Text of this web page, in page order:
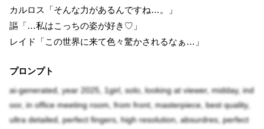
カルロス「そんな力があるんですね…。」
謳「…私はこっちの姿が好き♡」
レイド「この世界に来て色々驚かされるなぁ…」
プロンプト
ai-generated, year 2025, 1girl, solo, looking at viewer, midday, ind
oor, in office meeting room, from front, masterpiece, best quality,
ultra detailed, perfect fingers, high resolution, absurdres, perfect